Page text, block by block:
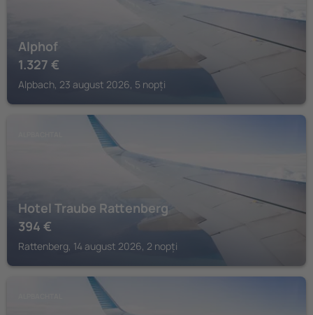
Alphof
1.327 €
Alpbach, 23 august 2026, 5 nopți
Hotel Traube Rattenberg
394 €
Rattenberg, 14 august 2026, 2 nopți